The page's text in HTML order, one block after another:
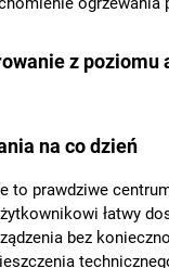
z poziomu
na co dzień
to prawdziwe
łatwy
bez